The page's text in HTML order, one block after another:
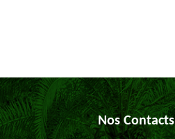
Nos Contacts